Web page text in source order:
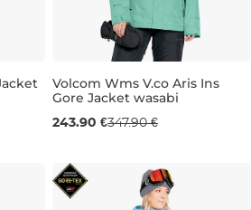
Výpredaj -30 %
Volcom Wms V.co Aris Ins
Gore Jacket wasabi
243.90 €347.90 €